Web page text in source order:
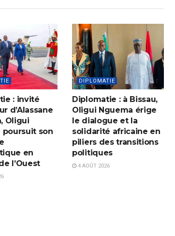
: invité
d’Alassane
Oligui
poursuit son
en
l’Ouest
DIPLOMATIE
Diplomatie : à Bissau,
Oligui Nguema érige
le dialogue et la
solidarité africaine en
piliers des transitions
politiques
4 AOÛT 2026